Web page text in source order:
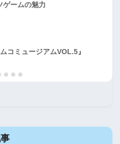
ゲームの魅力
コミュージアムVOL.5』